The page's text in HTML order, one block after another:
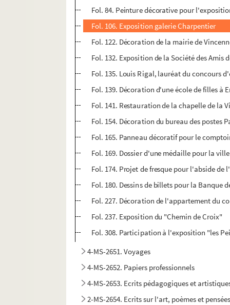
Fol. 84. Peinture décorative pour
Fol. 106. Exposition galerie Charpentier
Fol. 122. Décoration de la mairie de
Fol. 132. Exposition de la Société des Amis
Fol. 135. Louis Rigal, lauréat du concours
Fol. 139. Décoration d'une école de filles à
Fol. 141. Restauration de la chapelle de la
Fol. 154. Décoration du bureau des postes
Fol. 165. Panneau décoratif pour le
Fol. 169. Dossier d'une médaille pour la
Fol. 174. Projet de fresque pour l'abside de
Fol. 180. Dessins de billets pour la Banque
Fol. 227. Décoration de l'appartement du
Fol. 237. Exposition du "Chemin de Croix"
Fol. 308. Participation à l'exposition "les
4-MS-2651. Voyages
4-MS-2652. Papiers professionnels
4-MS-2653. Ecrits pédagogiques et
2-MS-2654. Ecrits sur l'art, poèmes et